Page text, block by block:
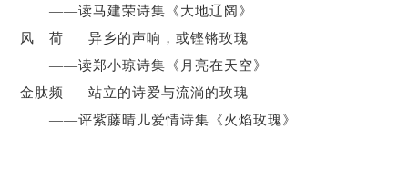
——读马建荣诗集《大地辽阔》
风 荷 异乡的声响，或铿锵玫瑰
——读郑小琼诗集《月亮在天空》
金肽频 站立的诗爱与流淌的玫瑰
——评紫藤晴儿爱情诗集《火焰玫瑰》